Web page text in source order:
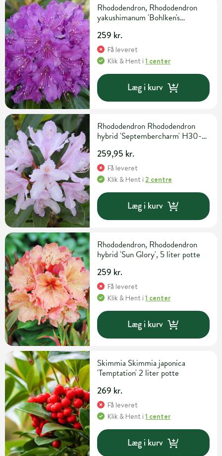
Rhododendron, Rhododendron
yakushimanum 'Bohlken's
259 kr.
Få leveret
Klik & Hent i1 center
Læg i kurv
Rhododendron Rhododendron
hybrid 'Septembercharm' H30-
259,95 kr.
Få leveret
Klik & Hent i2 centre
Læg i kurv
Rhododendron, Rhododendron
hybrid 'Sun Glory', 5 liter potte
259 kr.
Få leveret
Klik & Hent i1 center
Læg i kurv
Skimmia Skimmia japonica
'Temptation' 2 liter potte
269 kr.
Få leveret
Klik & Hent i1 center
Læg i kurv